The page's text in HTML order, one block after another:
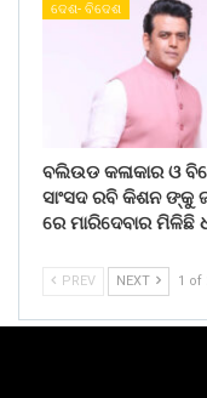
ଦେଶ- ବିଦେଶ
ବଲିଉଡ କଳାକାର ଓ
ସାଂସଦ ରବି କିଶନ ଙ୍କୁ
ରେ ମାରିଦେବାର ମିଳିଛି
PREV NEXT 1 of